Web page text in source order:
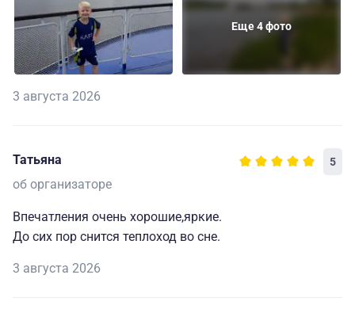
Еще 4 фото
3 августа 2026
Татьяна 5
об организаторе
Впечатления очень хорошие,яркие.
До сих пор снится теплоход во сне.
3 августа 2026